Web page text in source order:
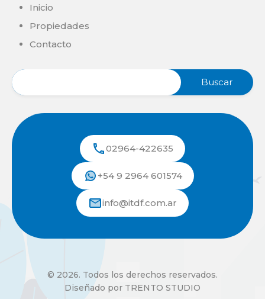
Inicio
Propiedades
Contacto
02964-422635
+54 9 2964 601574
info@itdf.com.ar
© 2026. Todos los derechos reservados.
Diseñado por TRENTO STUDIO